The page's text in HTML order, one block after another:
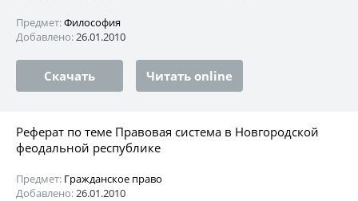
Предмет:Философия
Добавлено:26.01.2010
Скачать Читать online
Реферат по теме Правовая система в Новгородской
феодальной республике
Предмет: Гражданское право
Добавлено:26.01.2010